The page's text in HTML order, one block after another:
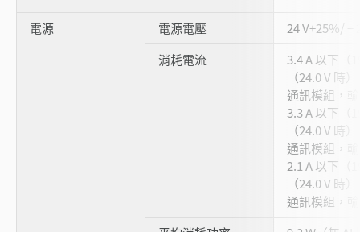
電源 電源電壓
24 V+25%/
消耗電流
3.4 A 以下（
（24.0 V 時
通訊模組，
3.3 A 以下（
（24.0 V 時
通訊模組，
2.1 A 以下（
（24.0 V 時
通訊模組，